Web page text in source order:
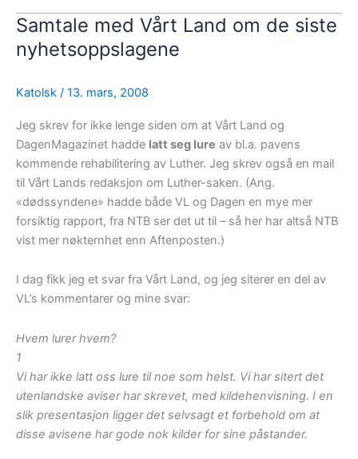
Samtale med Vårt Land om de siste
nyhetsoppslagene
Katolsk / 13. mars, 2008
Jeg skrev for ikke lenge siden om at Vårt Land og
DagenMagazinet hadde latt seg lure av bl.a. pavens
kommende rehabilitering av Luther. Jeg skrev også en mail
til Vårt Lands redaksjon om Luther-saken. (Ang.
«dødssyndene» hadde både VL og Dagen en mye mer
forsiktig rapport, fra NTB ser det ut til – så her har altså NTB
vist mer nøkternhet enn Aftenposten.)
I dag fikk jeg et svar fra Vårt Land, og jeg siterer en del av
VL’s kommentarer og mine svar:
Hvem lurer hvem?
1
Vi har ikke latt oss lure til noe som helst. Vi har sitert det
utenlandske aviser har skrevet, med kildehenvisning. I en
slik presentasjon ligger det selvsagt et forbehold om at
disse avisene har gode nok kilder for sine påstander.